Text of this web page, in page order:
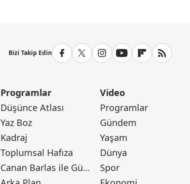
Bizi Takip Edin
Programlar
Düşünce Atlası
Yaz Boz
Kadraj
Toplumsal Hafıza
Canan Barlas ile Gündem
Video
Programlar
Gündem
Yaşam
Dünya
Spor